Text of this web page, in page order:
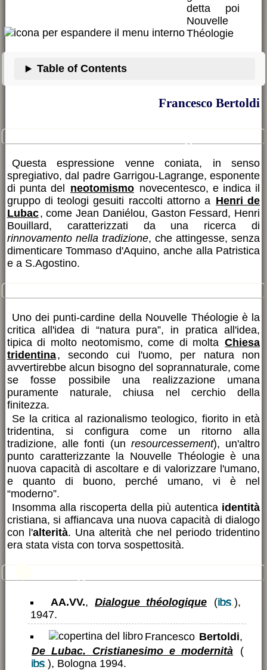
Table of Contents
Francesco Bertoldi
Questa espressione venneconiata, in senso
spregiativo, dal padre Garrigou-Lagrange, esponente
di punta del
neotomismo novecentesco, e indica il
gruppo di teologi gesuiti raccolti attorno a Henri de
Lubac, come Jean Daniélou, Gaston Fessard, Henri
Bouillard, caratterizzati da una ricerca di
rinnovamento nella tradizione, che attingesse, senza
dimenticare Tommaso d'Aquino, anche alla Patristica
e a S.Agostino.
Uno dei punti-cardine della Nouvelle Théologie è la
critica all'idea di “natura pura”, in pratica all'idea,
tipica di molto neotomismo, come di molta Chiesa
tridentina, secondo cui l'uomo, per natura non
avvertirebbe alcun bisogno del soprannaturale, come
se fosse possibile una realizzazione umana
puramente naturale, chiusa nel cerchio della
finitezza.
Se la critica al razionalismo teologico, fiorito in età
tridentina, si configura come un ritorno alla
tradizione, alle fonti (un resourcessement), un'altro
punto caratterizzante la Nouvelle Théologie è una
nuova capacità di ascoltare e di valorizzare l'umano,
e quanto di buono, perché umano, vi è nel
“moderno”.
Insomma alla riscoperta della più autentica identità
cristiana, si affiancava una nuova capacità di dialogo
con l'alterità. Una alterità che nel periodo tridentino
era stata vista con torva sospettosità.
AA.VV., Dialogue théologique (
),
1947.
Francesco Bertoldi,
De Lubac. Cristianesimo e modernità (
), Bologna 1994.